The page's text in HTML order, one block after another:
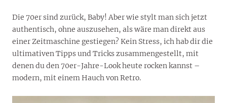
Die 70er sind zurück, Baby! Aber wie stylt man sich jetzt
authentisch, ohne auszusehen, als wäre man direkt aus
einer Zeitmaschine gestiegen? Kein Stress, ich hab dir die
ultimativen Tipps und Tricks zusammengestellt, mit
denen du den 70er-Jahre-Look heute rocken kannst –
modern, mit einem Hauch von Retro.